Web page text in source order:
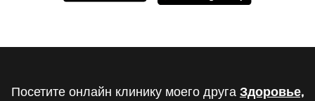
Посетите онлайн клинику моего друга Здоровье,